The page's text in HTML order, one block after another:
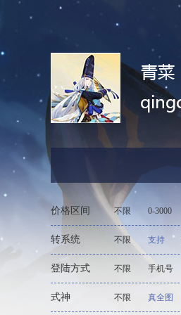
价格区间 不限 0-3000
转系统 不限 支持
登陆方式 不限 手机号
式神 不限 真全图